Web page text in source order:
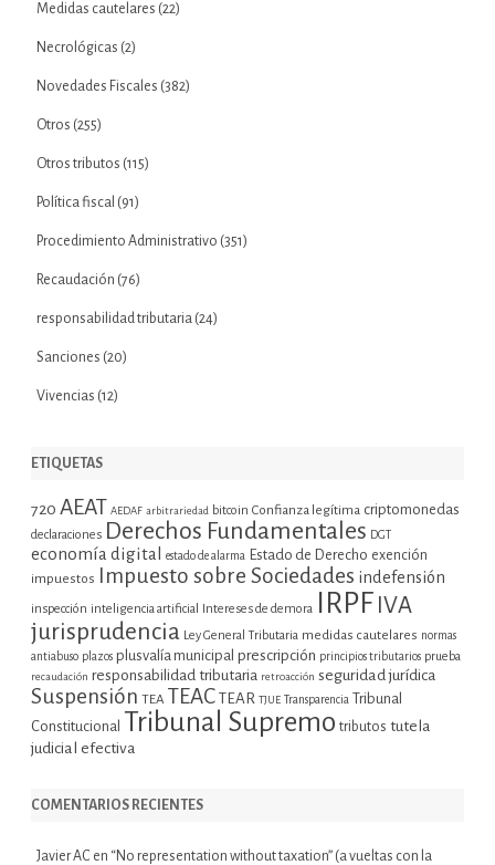
Medidas cautelares (22)
Necrológicas (2)
Novedades Fiscales (382)
Otros (255)
Otros tributos (115)
Política fiscal (91)
Procedimiento Administrativo (351)
Recaudación (76)
responsabilidad tributaria (24)
Sanciones (20)
Vivencias (12)
ETIQUETAS
720 AEAT AEDAF arbitrariedad bitcoin Confianza legítima criptomonedas
declaraciones Derechos Fundamentales DGT
economía digital estado de alarma Estado de Derecho exención
impuestos Impuesto sobre Sociedades indefensión
inspección inteligencia artificial Intereses de demora IRPF IVA
jurisprudencia Ley General Tributaria medidas cautelares normas
antiabuso plazos plusvalía municipal prescripción principios tributarios prueba
recaudación responsabilidad tributaria retroacción seguridad jurídica
Suspensión TEA TEAC TEAR TJUE Transparencia Tribunal
Constitucional Tribunal Supremo tributos tutela
judicial efectiva
COMENTARIOS RECIENTES
Javier AC en “No representation without taxation” (a vueltas con la